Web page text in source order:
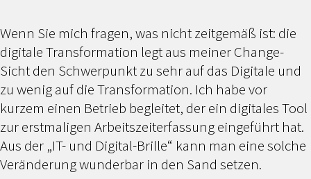
Wenn Sie mich fragen, was nicht zeitgemäß ist: die
digitale Transformation legt aus meiner Change-
Sicht den Schwerpunkt zu sehr auf das Digitale und
zu wenig auf die Transformation. Ich habe vor
kurzem einen Betrieb begleitet, der ein digitales Tool
zur erstmaligen Arbeitszeiterfassung eingeführt hat.
Aus der „IT- und Digital-Brille“ kann man eine solche
Veränderung wunderbar in den Sand setzen.